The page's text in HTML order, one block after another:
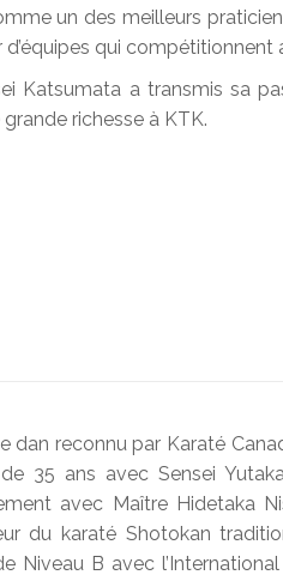
un des meilleurs
d’équipes qui
Katsumata a transmis sa
richesse à KTK.
dan reconnu par Karaté
35 ans avec Sensei
avec Maître Hidetaka
du karaté Shotokan
Niveau B avec